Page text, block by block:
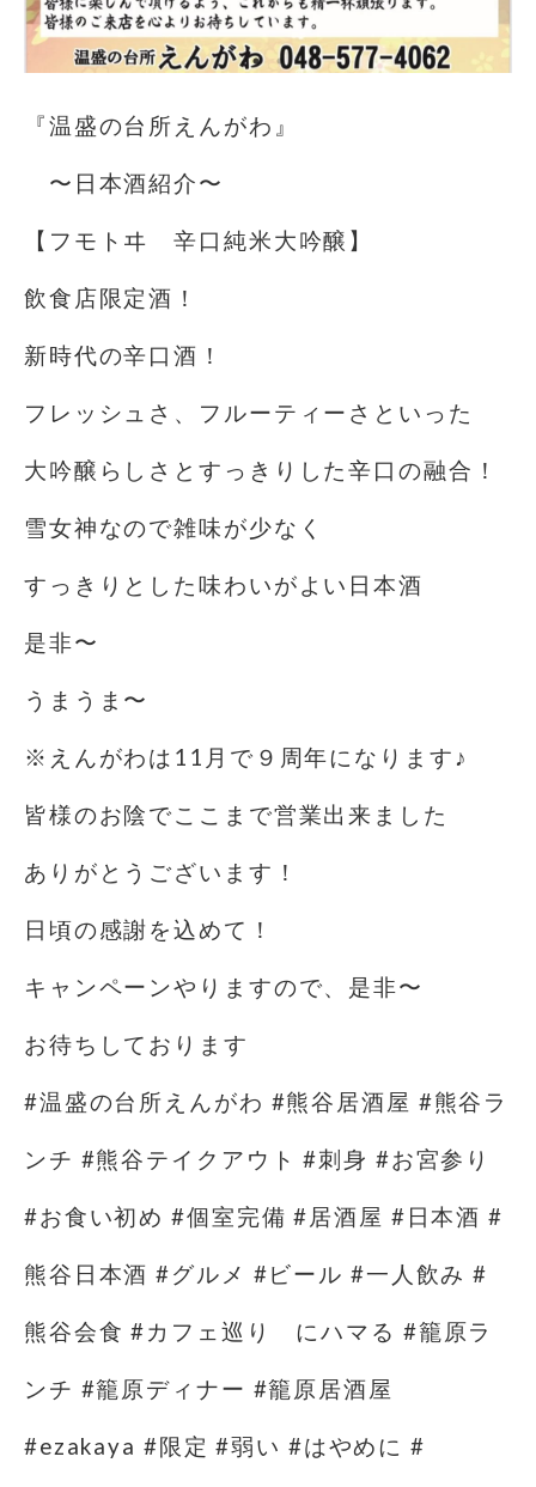
『温盛の台所えんがわ』
〜日本酒紹介〜
【フモトヰ 辛口純米大吟醸】
飲食店限定酒！
新時代の辛口酒！
フレッシュさ、フルーティーさといった
大吟醸らしさとすっきりした辛口の融合！
雪女神なので雑味が少なく
すっきりとした味わいがよい日本酒
是非〜
うまうま〜
※えんがわは11月で９周年になります♪
皆様のお陰でここまで営業出来ました
ありがとうございます！
日頃の感謝を込めて！
キャンペーンやりますので、是非〜
お待ちしております
#温盛の台所えんがわ #熊谷居酒屋 #熊谷ラ
ンチ #熊谷テイクアウト #刺身 #お宮参り
#お食い初め #個室完備 #居酒屋 #日本酒 #
熊谷日本酒 #グルメ #ビール #一人飲み #
熊谷会食 #カフェ巡り にハマる #籠原ラ
ンチ #籠原ディナー #籠原居酒屋
#ezakaya #限定 #弱い #はやめに #